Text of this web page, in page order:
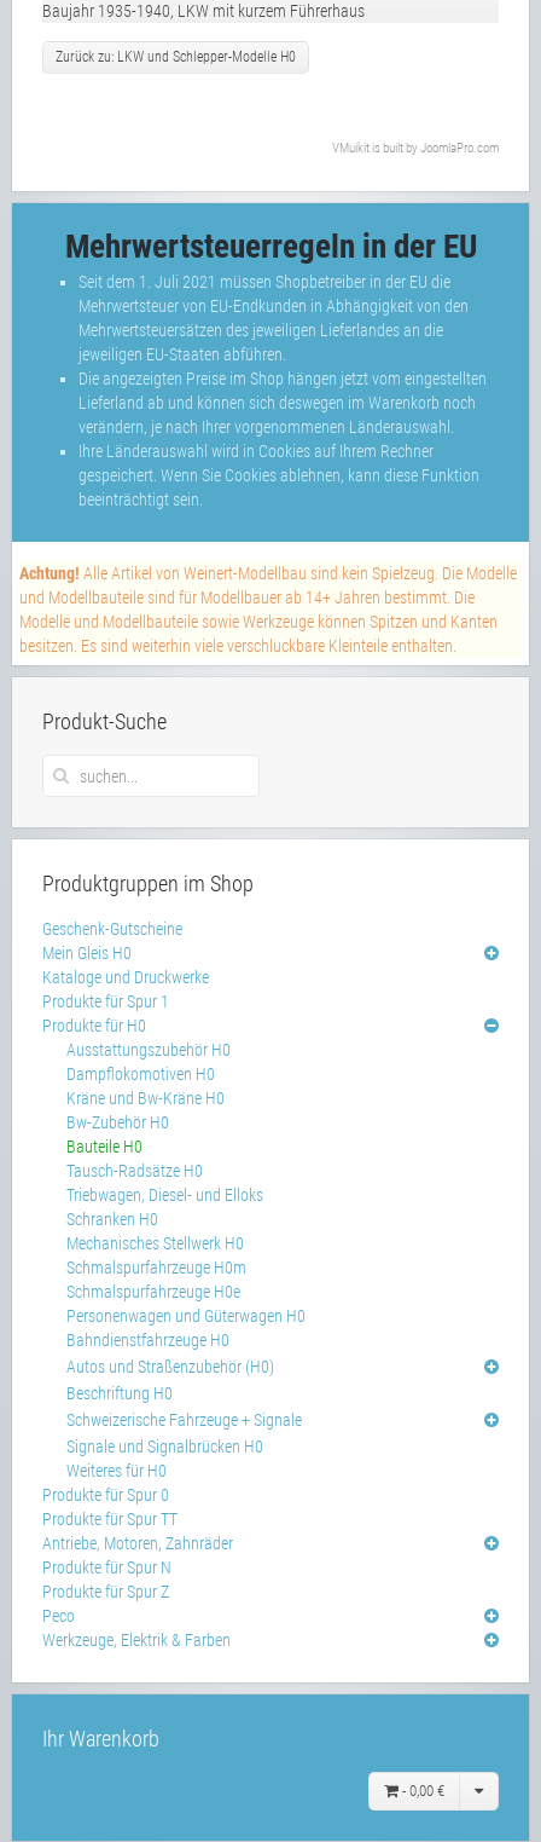
Baujahr 1935-1940, LKW mit kurzem Führerhaus
Zurück zu: LKW und Schlepper-Modelle H0
VMuikit is built by JoomlaPro.com
Mehrwertsteuerregeln in der EU
Seit dem 1. Juli 2021 müssen Shopbetreiber in der EU die
Mehrwertsteuer von EU-Endkunden in Abhängigkeit von den
Mehrwertsteuersätzen des jeweiligen Lieferlandes an die
jeweiligen EU-Staaten abführen.
Die angezeigten Preise im Shop hängen jetzt vom eingestellten
Lieferland ab und können sich deswegen im Warenkorb noch
verändern, je nach Ihrer vorgenommenen Länderauswahl.
Ihre Länderauswahl wird in Cookies auf Ihrem Rechner
gespeichert. Wenn Sie Cookies ablehnen, kann diese Funktion
beeinträchtigt sein.
Achtung! Alle Artikel von Weinert-Modellbau sind kein Spielzeug. Die Modelle
und Modellbauteile sind für Modellbauer ab 14+ Jahren bestimmt. Die
Modelle und Modellbauteile sowie Werkzeuge können Spitzen und Kanten
besitzen. Es sind weiterhin viele verschluckbare Kleinteile enthalten.
Produkt-Suche
Produktgruppen im Shop
Geschenk-Gutscheine
Mein Gleis H0
Kataloge und Druckwerke
Produkte für Spur 1
Produkte für H0
Ausstattungszubehör H0
Dampflokomotiven H0
Kräne und Bw-Kräne H0
Bw-Zubehör H0
Bauteile H0
Tausch-Radsätze H0
Triebwagen, Diesel- und Elloks
Schranken H0
Mechanisches Stellwerk H0
Schmalspurfahrzeuge H0m
Schmalspurfahrzeuge H0e
Personenwagen und Güterwagen H0
Bahndienstfahrzeuge H0
Autos und Straßenzubehör (H0)
Beschriftung H0
Schweizerische Fahrzeuge + Signale
Signale und Signalbrücken H0
Weiteres für H0
Produkte für Spur 0
Produkte für Spur TT
Antriebe, Motoren, Zahnräder
Produkte für Spur N
Produkte für Spur Z
Peco
Werkzeuge, Elektrik & Farben
Ihr Warenkorb
- 0,00 €